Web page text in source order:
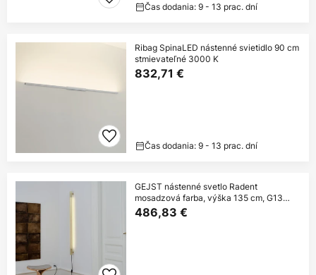
Čas dodania: 9 - 13 prac. dní
Ribag SpinaLED nástenné svietidlo 90 cm
stmievateľné 3000 K
832,71 €
Čas dodania: 9 - 13 prac. dní
GEJST nástenné svetlo Radent
mosadzová farba, výška 135 cm, G13
LED
486,83 €